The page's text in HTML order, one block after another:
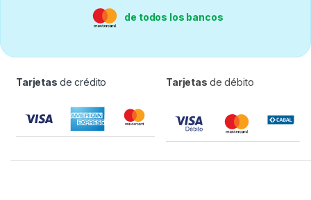
de todos los bancos
Tarjetas de crédito Tarjetas de débito